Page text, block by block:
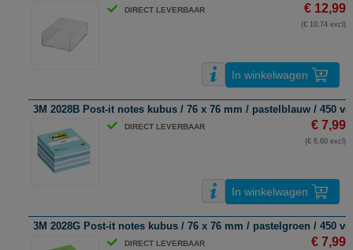
DIRECT LEVERBAAR € 12,99
(€ 10,74 excl)
In winkelwagen
3M 2028B Post-it notes kubus / 76 x 76 mm / pastelblauw / 450 vel
DIRECT LEVERBAAR € 7,99
(€ 6,60 excl)
In winkelwagen
3M 2028G Post-it notes kubus / 76 x 76 mm / pastelgroen / 450 vel
DIRECT LEVERBAAR € 7,99